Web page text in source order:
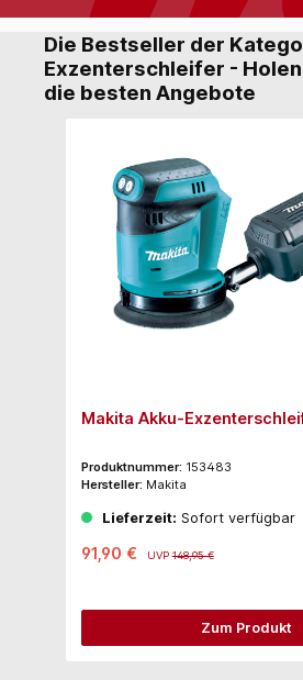
Die Bestseller der
Exzenterschleifer -
die besten Angebote
Makita Akku-
Produktnummer: 153483
Hersteller: Makita
Lieferzeit: Sofort verfügbar
91,90 € UVP148,95 €
Zum Produkt